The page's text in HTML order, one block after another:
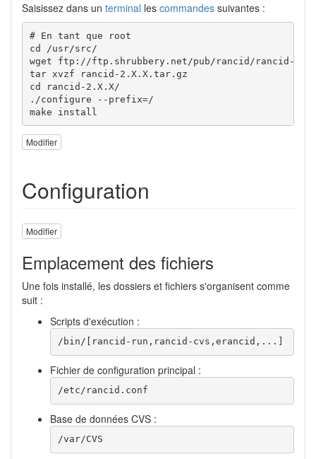
Saisissez dans un terminal les commandes suivantes :
# En tant que root
cd /usr/src/
wget ftp://ftp.shrubbery.net/pub/rancid/rancid-
tar xvzf rancid-2.X.X.tar.gz
cd rancid-2.X.X/
./configure --prefix=/
make install
Modifier
Configuration
Modifier
Emplacement des fichiers
Une fois installé, les dossiers et fichiers s'organisent comme
suit :
Scripts d'exécution :
/bin/[rancid-run,rancid-cvs,erancid,...]
Fichier de configuration principal :
/etc/rancid.conf
Base de données CVS :
/var/CVS